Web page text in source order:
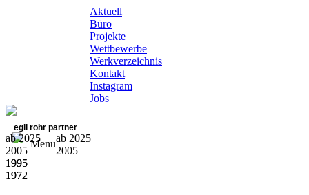
Aktuell
Büro
Projekte
Wettbewerbe
Werkverzeichnis
Kontakt
Instagram
Jobs
egli rohr partner
Menu
ab 2025
2005
1995
1972
ab 2025
2005
1995
1972